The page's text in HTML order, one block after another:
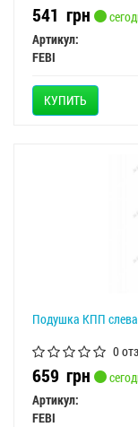
541 грн
Артикул:
FEBI
КУПИТЬ
Подушкa КПП слева
0
659 грн
Артикул:
FEBI